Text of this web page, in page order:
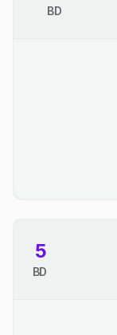
BD
5
BD